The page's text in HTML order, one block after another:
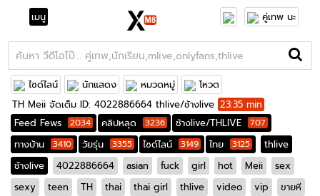
เมนู คู่เทพ นะ
ไซด์ไลน์ นักแสดง หมวดหมู่
โหวต
TH Meii จัดเต็ม ID: 4022886664 thlive/ช้างlive 23:35 min
Feed Fews
2034 คลิปหลุด 3236 ช้างlive/THLIVE 707
ทางบ้าน 3410 วัยรุ่น 3355 ไซด์ไลน์ 3149 ไทย 3125
thlive
ช้างlive
4022886664 asian fuck girl hot Meii
sex
sexy
teen TH thai thai girl thlive video vip
ขายหี